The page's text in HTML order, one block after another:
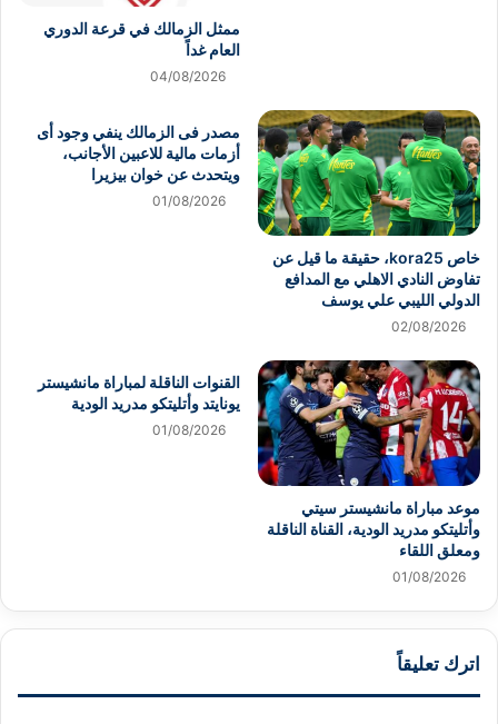
ممثل الزمالك في قرعة الدوري
العام غداً
04/08/2026
خاص kora25، حقيقة ما قيل عن
تفاوض النادي الاهلي مع المدافع
الدولي الليبي علي يوسف
02/08/2026
مصدر فى الزمالك ينفي وجود أى
أزمات مالية للاعبين الأجانب،
ويتحدث عن خوان بيزيرا
01/08/2026
موعد مباراة مانشيستر سيتي
وأتليتكو مدريد الودية، القناة الناقلة
ومعلق اللقاء
01/08/2026
القنوات الناقلة لمباراة مانشيستر
يونايتد وأتليتكو مدريد الودية
01/08/2026
اترك تعليقاً